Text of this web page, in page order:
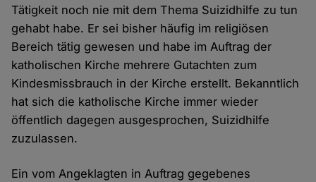
Tätigkeit noch nie mit dem Thema Suizidhilfe zu tun
gehabt habe. Er sei bisher häufig im religiösen
Bereich tätig gewesen und habe im Auftrag der
katholischen Kirche mehrere Gutachten zum
Kindesmissbrauch in der Kirche erstellt. Bekanntlich
hat sich die katholische Kirche immer wieder
öffentlich dagegen ausgesprochen, Suizidhilfe
zuzulassen.
Ein vom Angeklagten in Auftrag gegebenes